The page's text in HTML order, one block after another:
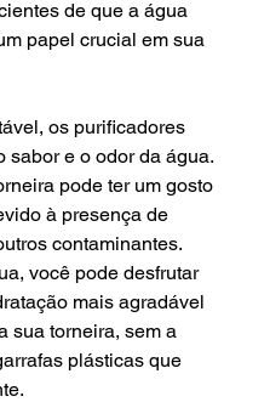
de que a água
papel crucial em sua
os purificadores
sabor e o odor da água.
pode ter um gosto
à presença de
contaminantes.
você pode desfrutar
mais agradável
sua torneira, sem a
plásticas que